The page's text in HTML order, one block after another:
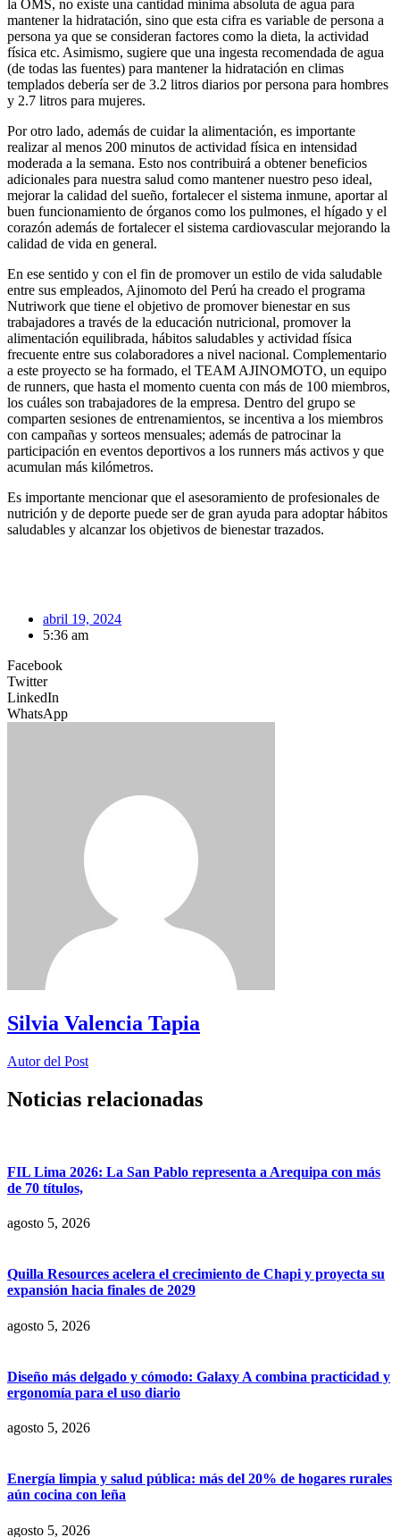
la OMS, no existe una cantidad mínima absoluta de agua para
mantener la hidratación, sino que esta cifra es variable de persona a
persona ya que se consideran factores como la dieta, la actividad
física etc. Asimismo, sugiere que una ingesta recomendada de agua
(de todas las fuentes) para mantener la hidratación en climas
templados debería ser de 3.2 litros diarios por persona para hombres
y 2.7 litros para mujeres.
Por otro lado, además de cuidar la alimentación, es importante
realizar al menos 200 minutos de actividad física en intensidad
moderada a la semana. Esto nos contribuirá a obtener beneficios
adicionales para nuestra salud como mantener nuestro peso ideal,
mejorar la calidad del sueño, fortalecer el sistema inmune, aportar al
buen funcionamiento de órganos como los pulmones, el hígado y el
corazón además de fortalecer el sistema cardiovascular mejorando la
calidad de vida en general.
En ese sentido y con el fin de promover un estilo de vida saludable
entre sus empleados, Ajinomoto del Perú ha creado el programa
Nutriwork que tiene el objetivo de promover bienestar en sus
trabajadores a través de la educación nutricional, promover la
alimentación equilibrada, hábitos saludables y actividad física
frecuente entre sus colaboradores a nivel nacional. Complementario
a este proyecto se ha formado, el TEAM AJINOMOTO, un equipo
de runners, que hasta el momento cuenta con más de 100 miembros,
los cuáles son trabajadores de la empresa. Dentro del grupo se
comparten sesiones de entrenamientos, se incentiva a los miembros
con campañas y sorteos mensuales; además de patrocinar la
participación en eventos deportivos a los runners más activos y que
acumulan más kilómetros.
Es importante mencionar que el asesoramiento de profesionales de
nutrición y de deporte puede ser de gran ayuda para adoptar hábitos
saludables y alcanzar los objetivos de bienestar trazados.
abril 19, 2024
5:36 am
Facebook
Twitter
LinkedIn
WhatsApp
Silvia Valencia Tapia
Autor del Post
Noticias relacionadas
FIL Lima 2026: La San Pablo representa a Arequipa con más
de 70 títulos,
agosto 5, 2026
Quilla Resources acelera el crecimiento de Chapi y proyecta su
expansión hacia finales de 2029
agosto 5, 2026
Diseño más delgado y cómodo: Galaxy A combina practicidad y
ergonomía para el uso diario
agosto 5, 2026
Energía limpia y salud pública: más del 20% de hogares rurales
aún cocina con leña
agosto 5, 2026